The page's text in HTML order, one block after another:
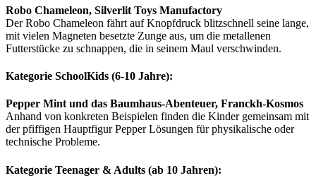
Robo Chameleon, Silverlit Toys Manufactory
Der Robo Chameleon fährt auf Knopfdruck blitzschnell seine lange,
mit vielen Magneten besetzte Zunge aus, um die metallenen
Futterstücke zu schnappen, die in seinem Maul verschwinden.
Kategorie SchoolKids (6-10 Jahre):
Pepper Mint und das Baumhaus-Abenteuer, Franckh-Kosmos
Anhand von konkreten Beispielen finden die Kinder gemeinsam mit
der pfiffigen Hauptfigur Pepper Lösungen für physikalische oder
technische Probleme.
Kategorie Teenager & Adults (ab 10 Jahren):